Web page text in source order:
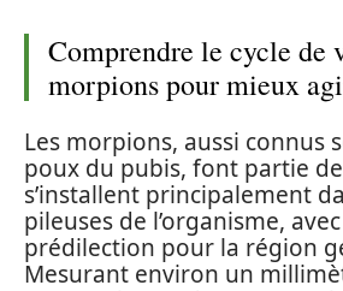
Comprendre le cycle de
morpions pour mieux
Les morpions, aussi connus
poux du pubis, font partie
s’installent principalement
pileuses de l’organisme,
prédilection pour la région
Mesurant environ un